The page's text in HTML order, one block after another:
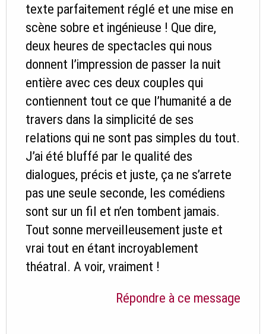
texte parfaitement réglé et une mise en
scène sobre et ingénieuse ! Que dire,
deux heures de spectacles qui nous
donnent l’impression de passer la nuit
entière avec ces deux couples qui
contiennent tout ce que l’humanité a de
travers dans la simplicité de ses
relations qui ne sont pas simples du tout.
J’ai été bluffé par le qualité des
dialogues, précis et juste, ça ne s’arrete
pas une seule seconde, les comédiens
sont sur un fil et n’en tombent jamais.
Tout sonne merveilleusement juste et
vrai tout en étant incroyablement
théatral. A voir, vraiment !
Répondre à ce message